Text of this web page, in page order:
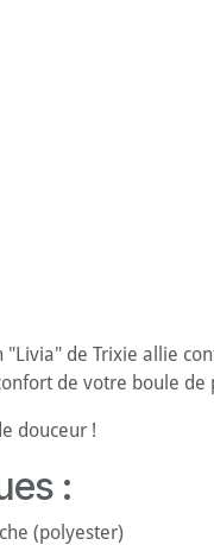
de Trixie allie
de votre boule
douceur !
:
(polyester)